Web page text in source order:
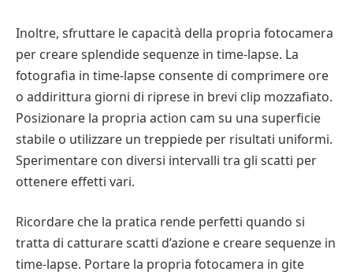
Inoltre, sfruttare le capacità della propria fotocamera
per creare splendide sequenze in time-lapse. La
fotografia in time-lapse consente di comprimere ore
o addirittura giorni di riprese in brevi clip mozzafiato.
Posizionare la propria action cam su una superficie
stabile o utilizzare un treppiede per risultati uniformi.
Sperimentare con diversi intervalli tra gli scatti per
ottenere effetti vari.
Ricordare che la pratica rende perfetti quando si
tratta di catturare scatti d’azione e creare sequenze in
time-lapse. Portare la propria fotocamera in gite